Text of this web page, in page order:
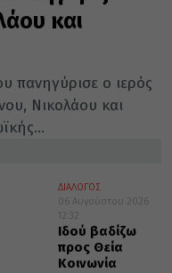
και
πανηγύρισε ο ιερός
Νικολάου και
ΔΙΑΛΟΓΟΣ
06 Αυγούστου 2026
12:32
Ιδού βαδίζω
προς Θεία
Κοινωνία